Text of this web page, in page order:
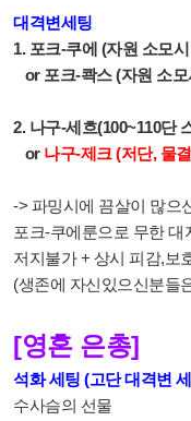
대격변세팅
1. 포크-쿠에 (자원 소모
or 포크-콱스 (자원 소
2. 나구-세흐(100~110단
or나구-제크 (저단, 물
-> 파밍시에 끔살이 많으
포크-쿠에룬으로 무한 대
저지불가 + 상시 피감,보
(생존에 자신있으신분들
[영혼 은총]
석화 세팅 (고단 대격변
수사슴의 선물